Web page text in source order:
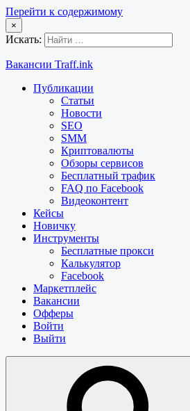
Перейти к содержимому
×
Искать:
Вакансии Traff.ink
Публикации
Статьи
Новости
SEO
SMM
Криптовалюты
Обзоры сервисов
Бесплатный трафик
FAQ по Facebook
Видеоконтент
Кейсы
Новичку
Инструменты
Бесплатные прокси
Калькулятор
Facebook
Маркетплейс
Вакансии
Офферы
Войти
Выйти